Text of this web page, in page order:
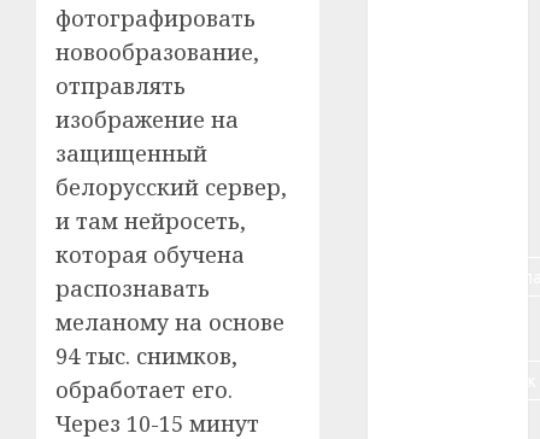
фотографировать
новообразование,
отправлять
изображение на
защищенный
белорусский сервер,
и там нейросеть,
которая обучена
распознавать
меланому на основе
94 тыс. снимков,
обработает его.
Через 10-15 минут